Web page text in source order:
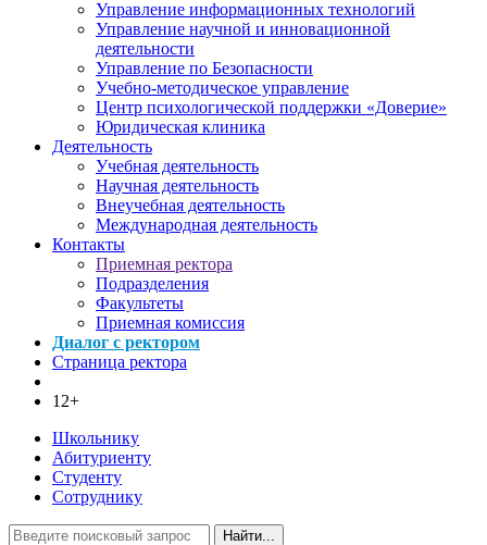
Управление информационных технологий
Управление научной и инновационной
деятельности
Управление по Безопасности
Учебно-методическое управление
Центр психологической поддержки «Доверие»
Юридическая клиника
Деятельность
Учебная деятельность
Научная деятельность
Внеучебная деятельность
Международная деятельность
Контакты
Приемная ректора
Подразделения
Факультеты
Приемная комиссия
Диалог с ректором
Страница ректора
12+
Школьнику
Абитуриенту
Студенту
Сотруднику
Найти...